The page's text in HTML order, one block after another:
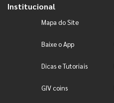
Institucional
Mapa do Site
Baixe o App
Dicas e Tutoriais
GIV coins